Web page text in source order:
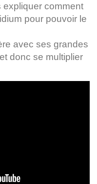
expliquer comment
pour pouvoir le
avec ses grandes
donc se multiplier